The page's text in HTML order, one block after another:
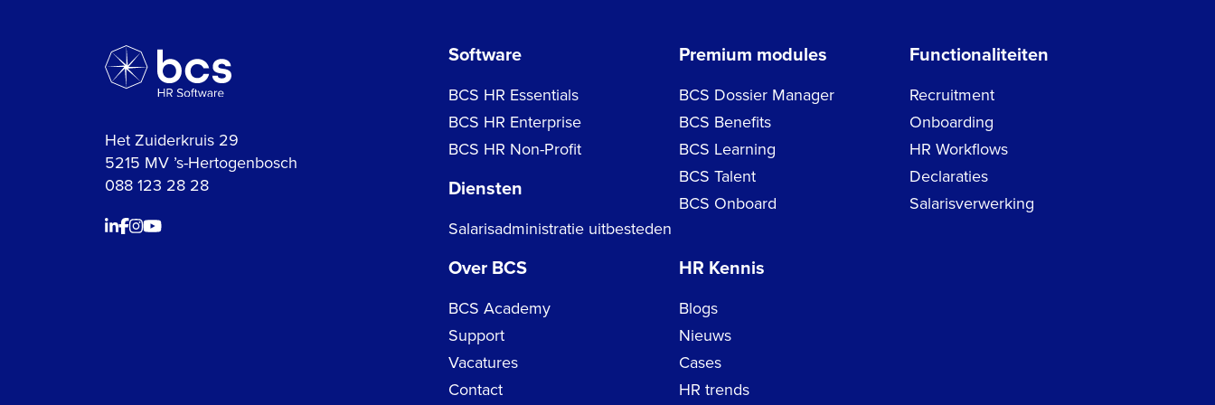
Het Zuiderkruis 29
5215 MV ’s-Hertogenbosch
088 123 28 28
Software
BCS HR Essentials
BCS HR Enterprise
BCS HR Non-Profit
Diensten
Salarisadministratie uitbesteden
Premium modules
BCS Dossier Manager
BCS Benefits
BCS Learning
BCS Talent
BCS Onboard
Functionaliteiten
Recruitment
Onboarding
HR Workflows
Declaraties
Salarisverwerking
HR Kennis
Blogs
Nieuws
Cases
HR trends
Over BCS
BCS Academy
Support
Vacatures
Contact